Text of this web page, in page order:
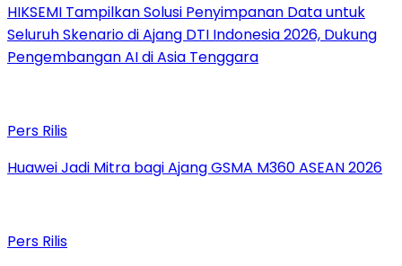
HIKSEMI Tampilkan Solusi Penyimpanan Data untuk
Seluruh Skenario di Ajang DTI Indonesia 2026, Dukung
Pengembangan AI di Asia Tenggara
Pers Rilis
Huawei Jadi Mitra bagi Ajang GSMA M360 ASEAN 2026
Pers Rilis